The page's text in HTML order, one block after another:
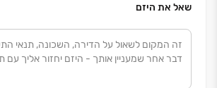
שאל את היזם